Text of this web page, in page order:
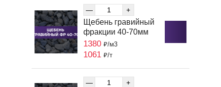
— +
Щебень гравийный
фракции 40-70мм
1380 ₽/м3
1061 ₽/т
— +